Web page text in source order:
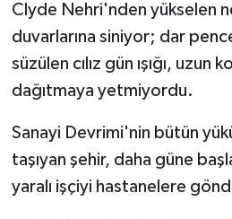
Clyde Nehri'nden yükselen
duvarlarına siniyor; dar
süzülen cılız gün ışığı, uzun
dağıtmaya yetmiyordu.
Sanayi Devrimi'nin bütün
taşıyan şehir, daha güne
yaralı işçiyi hastanelere